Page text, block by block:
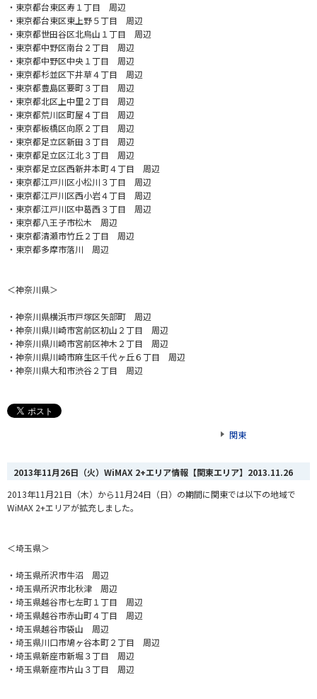
・東京都台東区寿１丁目 周辺
・東京都台東区東上野５丁目 周辺
・東京都世田谷区北烏山１丁目 周辺
・東京都中野区南台２丁目 周辺
・東京都中野区中央１丁目 周辺
・東京都杉並区下井草４丁目 周辺
・東京都豊島区要町３丁目 周辺
・東京都北区上中里２丁目 周辺
・東京都荒川区町屋４丁目 周辺
・東京都板橋区向原２丁目 周辺
・東京都足立区新田３丁目 周辺
・東京都足立区江北３丁目 周辺
・東京都足立区西新井本町４丁目 周辺
・東京都江戸川区小松川３丁目 周辺
・東京都江戸川区西小岩４丁目 周辺
・東京都江戸川区中葛西３丁目 周辺
・東京都八王子市松木 周辺
・東京都清瀬市竹丘２丁目 周辺
・東京都多摩市落川 周辺
＜神奈川県＞
・神奈川県横浜市戸塚区矢部町 周辺
・神奈川県川崎市宮前区初山２丁目 周辺
・神奈川県川崎市宮前区神木２丁目 周辺
・神奈川県川崎市麻生区千代ヶ丘６丁目 周辺
・神奈川県大和市渋谷２丁目 周辺
関東
2013年11月26日（火）WiMAX 2+エリア情報【関東エリア】 2013.11.26
2013年11月21日（木）から11月24日（日）の期間に関東では以下の地域で
WiMAX 2+エリアが拡充しました。
＜埼玉県＞
・埼玉県所沢市牛沼 周辺
・埼玉県所沢市北秋津 周辺
・埼玉県越谷市七左町１丁目 周辺
・埼玉県越谷市赤山町４丁目 周辺
・埼玉県越谷市袋山 周辺
・埼玉県川口市鳩ヶ谷本町２丁目 周辺
・埼玉県新座市新堀３丁目 周辺
・埼玉県新座市片山３丁目 周辺